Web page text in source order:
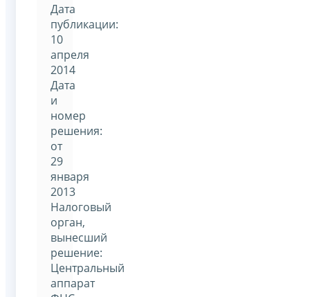
Дата
публикации:
10
апреля
2014
Дата
и
номер
решения:
от
29
января
2013
Налоговый
орган,
вынесший
решение:
Центральный
аппарат